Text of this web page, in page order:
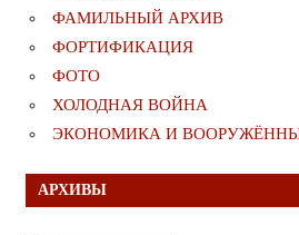
ФАМИЛЬНЫЙ АРХИВ
ФОРТИФИКАЦИЯ
ФОТО
ХОЛОДНАЯ ВОЙНА
ЭКОНОМИКА И
АРХИВЫ